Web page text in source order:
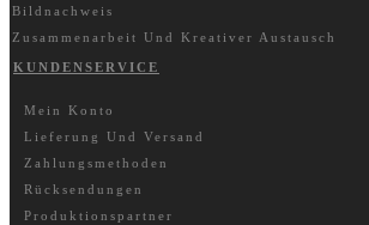
Bildnachweis
Zusammenarbeit Und Kreativer Austausch
KUNDENSERVICE
Mein Konto
Lieferung Und Versand
Zahlungsmethoden
Rücksendungen
Produktionspartner